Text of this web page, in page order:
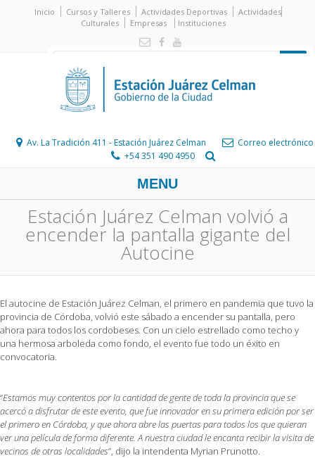
Inicio Cursos y Talleres Actividades Deportivas
Actividades
Culturales
Empresas Instituciones
Av. La Tradición 411 - Estación Juárez Celman
Correo electrónico
+54 351 490 4950
MENU
Estación Juárez Celman volvió a
encender la pantalla gigante del
Autocine
El autocine de Estación Juárez Celman, el primero en pandemia que tuvo la
provincia de Córdoba, volvió este sábado a encender su pantalla, pero
ahora para todos los cordobeses. Con un cielo estrellado como techo y
una hermosa arboleda como fondo, el evento fue todo un éxito en
convocatoria.
“Estamos muy contentos por la cantidad de gente de toda la provincia que se
acercó a disfrutar de este evento, que fue innovador en su primera edición por ser
el primero en Córdoba, y que ahora abre las puertas para todos los que quieran
ver una película de forma diferente. A nuestra ciudad le encanta recibir la visita de
vecinos de otras localidades”, dijo la intendenta Myrian Prunotto.